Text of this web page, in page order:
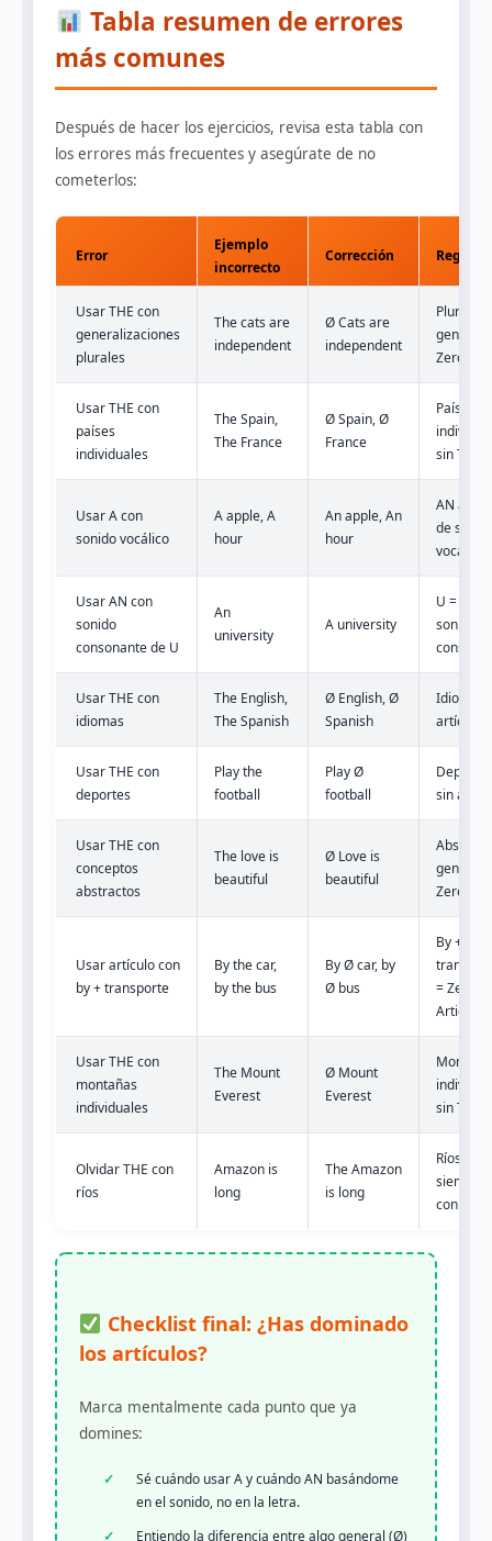
Tabla resumen de errores
más comunes
Después de hacer los ejercicios, revisa esta tabla con
los errores más frecuentes y asegúrate de no
cometerlos:
Error
Ejemplo
incorrecto
Corrección Regla
Usar THE con
generalizaciones
plurales
The cats are
independent
Ø Cats are
independent
Plural
genérico
Zero
Usar THE con
países
individuales
The Spain,
The France
Ø Spain, Ø
France
Países
sin THE
Usar A con
sonido vocálico
A apple, A
hour
An apple, An
hour
AN antes
de
vocal
Usar AN con
sonido
consonante de U
An
university
A university
U = /ju/
sonido
Usar THE con
idiomas
The English,
The Spanish
Ø English, Ø
Spanish
Idiomas
artículo
Usar THE con
deportes
Play the
football
Play Ø
football
Deportes
sin
Usar THE con
conceptos
abstractos
The love is
beautiful
Ø Love is
beautiful
Zero
Usar artículo con
by + transporte
By the car,
by the bus
By Ø car, by
Ø bus
By +
= Zero
Article
Usar THE con
montañas
individuales
The Mount
Everest
Ø Mount
Everest
sin THE
Olvidar THE con
ríos
Amazon is
long
The Amazon
is long
Ríos
siempre
con THE
Checklist final: ¿Has dominado
los artículos?
Marca mentalmente cada punto que ya
domines:
Sé cuándo usar A y cuándo AN basándome
en el sonido, no en la letra.
Entiendo la diferencia entre algo general (Ø)